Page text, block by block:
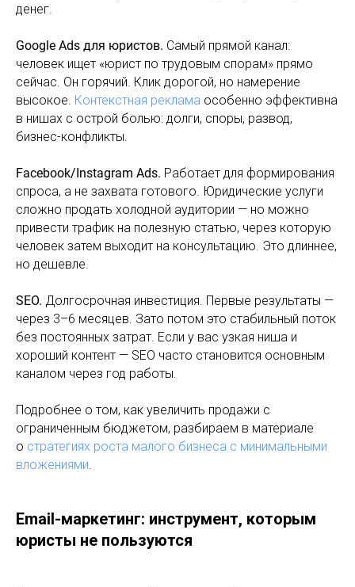
денег.
Google Ads для юристов. Самый прямой канал:
человек ищет «юрист по трудовым спорам» прямо
сейчас. Он горячий. Клик дорогой, но намерение
высокое. Контекстная реклама особенно эффективна
в нишах с острой болью: долги, споры, развод,
бизнес-конфликты.
Facebook/Instagram Ads. Работает для формирования
спроса, а не захвата готового. Юридические услуги
сложно продать холодной аудитории — но можно
привести трафик на полезную статью, через которую
человек затем выходит на консультацию. Это длиннее,
но дешевле.
SEO. Долгосрочная инвестиция. Первые результаты —
через 3–6 месяцев. Зато потом это стабильный поток
без постоянных затрат. Если у вас узкая ниша и
хороший контент — SEO часто становится основным
каналом через год работы.
Подробнее о том, как увеличить продажи с
ограниченным бюджетом, разбираем в материале
о стратегиях роста малого бизнеса с минимальными
вложениями.
Email-маркетинг: инструмент, которым
юристы не пользуются